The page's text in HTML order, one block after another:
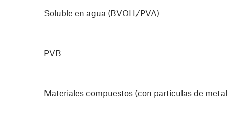
Soluble en agua (BVOH/PVA)
PVB
Materiales compuestos (con partículas de